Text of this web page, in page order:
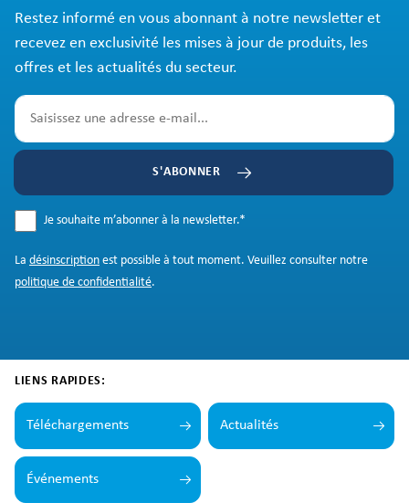
Restez informé en vous abonnant à notre newsletter et
recevez en exclusivité les mises à jour de produits, les
offres et les actualités du secteur.
S'ABONNER
Je souhaite m’abonner à la newsletter.*
La désinscription est possible à tout moment. Veuillez consulter notre
politique de confidentialité.
LIENS RAPIDES:
Téléchargements Actualités
Événements